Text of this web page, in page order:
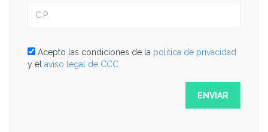
Acepto las condiciones de la politica de privacidad
y el aviso legal de CCC